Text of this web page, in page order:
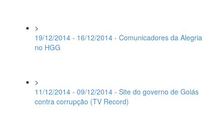
>
19/12/2014 - 16/12/2014 - Comunicadores da Alegria
no HGG
>
11/12/2014 - 09/12/2014 - Site do governo de Goiás
contra corrupção (TV Record)